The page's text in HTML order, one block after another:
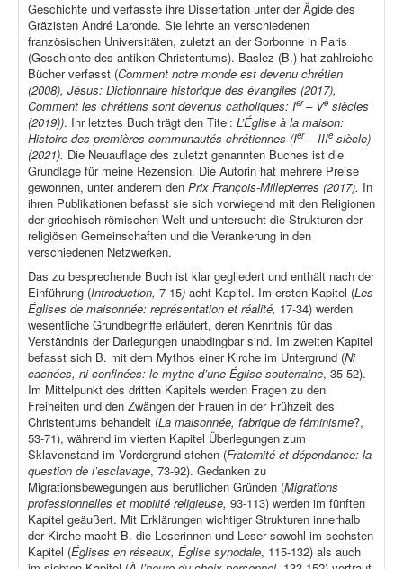
Geschichte und verfasste ihre Dissertation unter der Ägide des
Gräzisten André Laronde. Sie lehrte an verschiedenen
französischen Universitäten, zuletzt an der Sorbonne in Paris
(Geschichte des antiken Christentums). Baslez (B.) hat zahlreiche
Bücher verfasst (Comment notre monde est devenu chrétien
(2008), Jésus: Dictionnaire historique des évangiles (2017),
Comment les chrétiens sont devenus catholiques: Ier– Ve siècles
(2019)). Ihr letztes Buch trägt den Titel: L’Église à la maison:
Histoire des premières communautés chrétiennes (Ier– IIIe siècle)
(2021). Die Neuauflage des zuletzt genannten Buches ist die
Grundlage für meine Rezension. Die Autorin hat mehrere Preise
gewonnen, unter anderem den Prix François-Millepierres (2017). In
ihren Publikationen befasst sie sich vorwiegend mit den Religionen
der griechisch-römischen Welt und untersucht die Strukturen der
religiösen Gemeinschaften und die Verankerung in den
verschiedenen Netzwerken.
Das zu besprechende Buch ist klar gegliedert und enthält nach der
Einführung (Introduction, 7-15) acht Kapitel. Im ersten Kapitel (Les
Églises de maisonnée: représentation et réalité, 17-34) werden
wesentliche Grundbegriffe erläutert, deren Kenntnis für das
Verständnis der Darlegungen unabdingbar sind. Im zweiten Kapitel
befasst sich B. mit dem Mythos einer Kirche im Untergrund (Ni
cachées, ni confinées: le mythe d’une Église souterraine, 35-52).
Im Mittelpunkt des dritten Kapitels werden Fragen zu den
Freiheiten und den Zwängen der Frauen in der Frühzeit des
Christentums behandelt (La maisonnée, fabrique de féminisme?,
53-71), während im vierten Kapitel Überlegungen zum
Sklavenstand im Vordergrund stehen (Fraternité et dépendance: la
question de l’esclavage, 73-92). Gedanken zu
Migrationsbewegungen aus beruflichen Gründen (Migrations
professionnelles et mobilité religieuse, 93-113) werden im fünften
Kapitel geäußert. Mit Erklärungen wichtiger Strukturen innerhalb
der Kirche macht B. die Leserinnen und Leser sowohl im sechsten
Kapitel (Églises en réseaux, Église synodale, 115-132) als auch